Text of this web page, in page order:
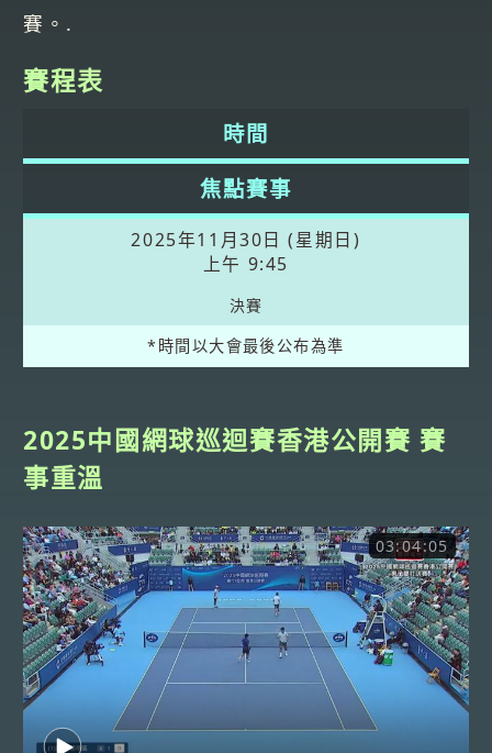
賽。.
賽程表
時間
焦點賽事
2025年11月30日 (星期日)
上午 9:45
決賽
*時間以大會最後公布為準
2025中國網球巡迴賽香港公開賽 賽
事重溫
03:04:05